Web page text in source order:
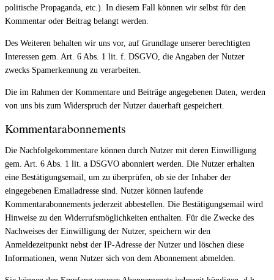
politische Propaganda, etc.). In diesem Fall können wir selbst für den
Kommentar oder Beitrag belangt werden.
Des Weiteren behalten wir uns vor, auf Grundlage unserer berechtigten
Interessen gem. Art. 6 Abs. 1 lit. f. DSGVO, die Angaben der Nutzer
zwecks Spamerkennung zu verarbeiten.
Die im Rahmen der Kommentare und Beiträge angegebenen Daten, werden
von uns bis zum Widerspruch der Nutzer dauerhaft gespeichert.
Kommentarabonnements
Die Nachfolgekommentare können durch Nutzer mit deren Einwilligung
gem. Art. 6 Abs. 1 lit. a DSGVO abonniert werden. Die Nutzer erhalten
eine Bestätigungsemail, um zu überprüfen, ob sie der Inhaber der
eingegebenen Emailadresse sind. Nutzer können laufende
Kommentarabonnements jederzeit abbestellen. Die Bestätigungsemail wird
Hinweise zu den Widerrufsmöglichkeiten enthalten. Für die Zwecke des
Nachweises der Einwilligung der Nutzer, speichern wir den
Anmeldezeitpunkt nebst der IP-Adresse der Nutzer und löschen diese
Informationen, wenn Nutzer sich von dem Abonnement abmelden.